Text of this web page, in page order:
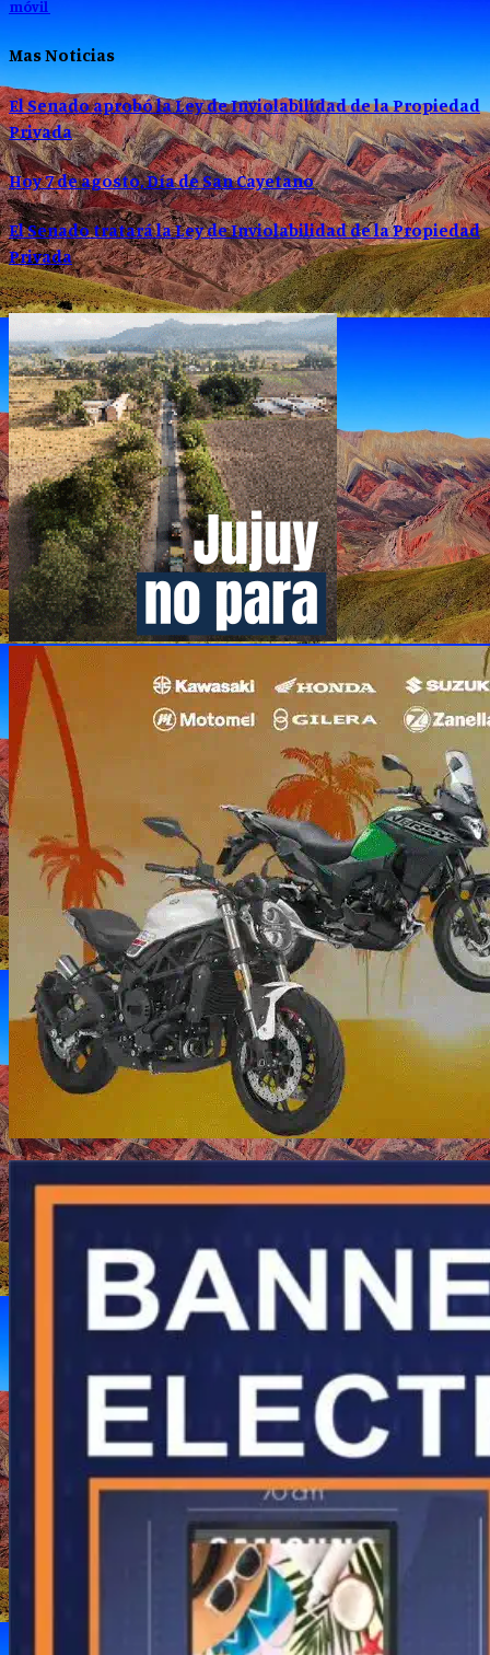
móvil
Mas Noticias
El Senado aprobó la Ley de Inviolabilidad de la Propiedad
Privada
Hoy 7 de agosto, Día de San Cayetano
El Senado tratará la Ley de Inviolabilidad de la Propiedad
Privada